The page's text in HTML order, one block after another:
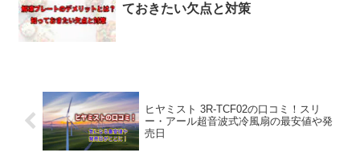
ておきたい欠点と対策
ヒヤミスト 3R-TCF02の口コミ！スリ
ー・アール超音波式冷風扇の最安値や発
売日